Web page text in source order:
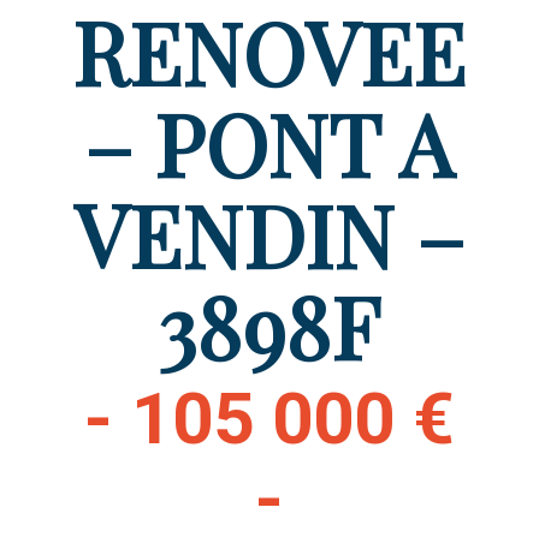
RENOVEE
– PONT A
VENDIN –
3898F
- 105 000 €
-